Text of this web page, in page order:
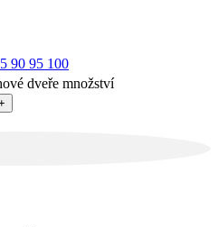
90 95 100
dveře množství